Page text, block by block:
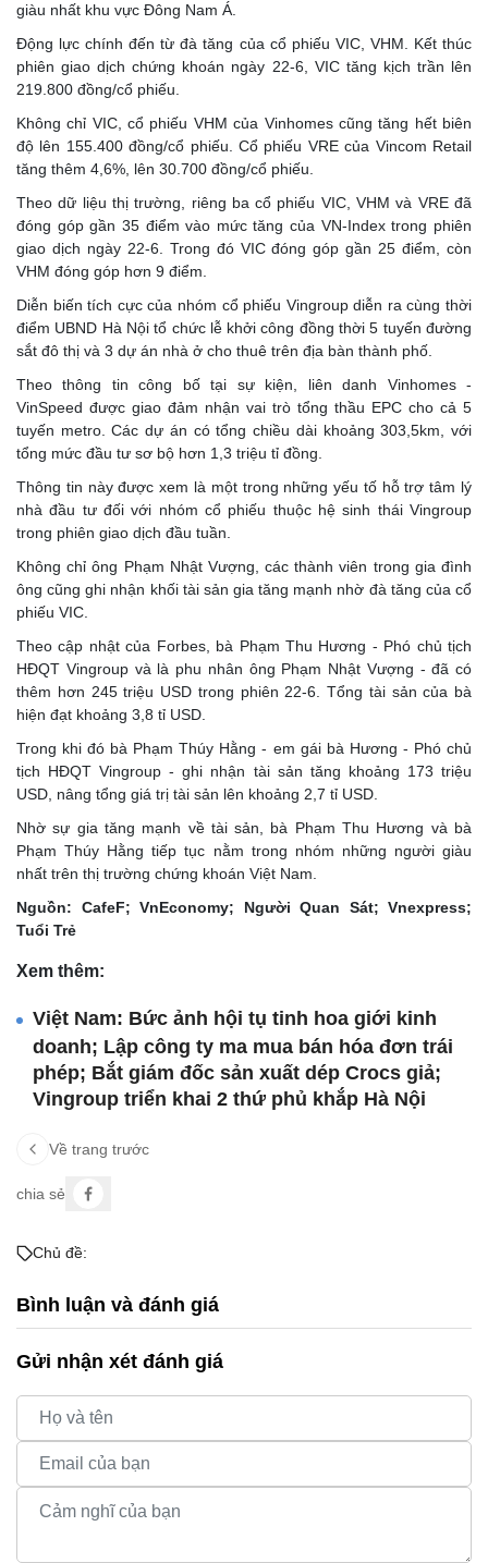
giàu nhất khu vực Đông Nam Á.
Động lực chính đến từ đà tăng của cổ phiếu VIC, VHM. Kết thúc
phiên giao dịch chứng khoán ngày 22-6, VIC tăng kịch trần lên
219.800 đồng/cổ phiếu.
Không chỉ VIC, cổ phiếu VHM của Vinhomes cũng tăng hết biên
độ lên 155.400 đồng/cổ phiếu. Cổ phiếu VRE của Vincom Retail
tăng thêm 4,6%, lên 30.700 đồng/cổ phiếu.
Theo dữ liệu thị trường, riêng ba cổ phiếu VIC, VHM và VRE đã
đóng góp gần 35 điểm vào mức tăng của VN-Index trong phiên
giao dịch ngày 22-6. Trong đó VIC đóng góp gần 25 điểm, còn
VHM đóng góp hơn 9 điểm.
Diễn biến tích cực của nhóm cổ phiếu Vingroup diễn ra cùng thời
điểm UBND Hà Nội tổ chức lễ khởi công đồng thời 5 tuyến đường
sắt đô thị và 3 dự án nhà ở cho thuê trên địa bàn thành phố.
Theo thông tin công bố tại sự kiện, liên danh Vinhomes -
VinSpeed được giao đảm nhận vai trò tổng thầu EPC cho cả 5
tuyến metro. Các dự án có tổng chiều dài khoảng 303,5km, với
tổng mức đầu tư sơ bộ hơn 1,3 triệu tỉ đồng.
Thông tin này được xem là một trong những yếu tố hỗ trợ tâm lý
nhà đầu tư đối với nhóm cổ phiếu thuộc hệ sinh thái Vingroup
trong phiên giao dịch đầu tuần.
Không chỉ ông Phạm Nhật Vượng, các thành viên trong gia đình
ông cũng ghi nhận khối tài sản gia tăng mạnh nhờ đà tăng của cổ
phiếu VIC.
Theo cập nhật của Forbes, bà Phạm Thu Hương - Phó chủ tịch
HĐQT Vingroup và là phu nhân ông Phạm Nhật Vượng - đã có
thêm hơn 245 triệu USD trong phiên 22-6. Tổng tài sản của bà
hiện đạt khoảng 3,8 tỉ USD.
Trong khi đó bà Phạm Thúy Hằng - em gái bà Hương - Phó chủ
tịch HĐQT Vingroup - ghi nhận tài sản tăng khoảng 173 triệu
USD, nâng tổng giá trị tài sản lên khoảng 2,7 tỉ USD.
Nhờ sự gia tăng mạnh về tài sản, bà Phạm Thu Hương và bà
Phạm Thúy Hằng tiếp tục nằm trong nhóm những người giàu
nhất trên thị trường chứng khoán Việt Nam.
Nguồn: CafeF; VnEconomy; Người Quan Sát; Vnexpress;
Tuổi Trẻ
Xem thêm:
Việt Nam: Bức ảnh hội tụ tinh hoa giới kinh
doanh; Lập công ty ma mua bán hóa đơn trái
phép; Bắt giám đốc sản xuất dép Crocs giả;
Vingroup triển khai 2 thứ phủ khắp Hà Nội
Về trang trước
chia sẻ
Chủ đề:
Bình luận và đánh giá
Gửi nhận xét đánh giá